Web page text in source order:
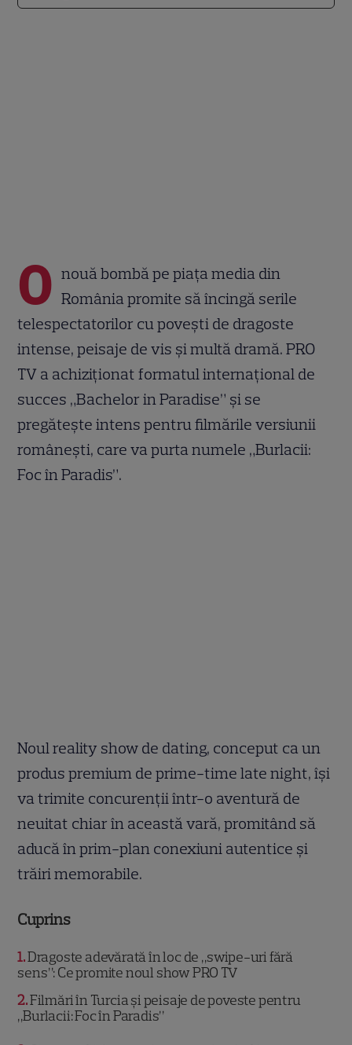
O nouă bombă pe piața media din
România promite să încingă serile
telespectatorilor cu povești de dragoste
intense, peisaje de vis și multă dramă. PRO
TV a achiziționat formatul internațional de
succes „Bachelor in Paradise” și se
pregătește intens pentru filmările versiunii
românești, care va purta numele „Burlacii:
Foc în Paradis”.
Noul reality show de dating, conceput ca un
produs premium de prime-time late night, își
va trimite concurenții într-o aventură de
neuitat chiar în această vară, promitând să
aducă în prim-plan conexiuni autentice și
trăiri memorabile.
Cuprins
1 Dragoste adevărată în loc de „swipe-uri fără
sens”: Ce promite noul show PRO TV
2 Filmări în Turcia și peisaje de poveste pentru
„Burlacii: Foc în Paradis”